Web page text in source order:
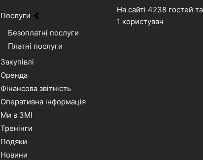
Послуги
Безоплатні послуги
Платні послуги
Закупівлі
Оренда
Фінансова звітність
Оперативна інформація
Ми в ЗМІ
Тренінги
Подяки
Новини
На сайті 4238 гостей та
1 користувач